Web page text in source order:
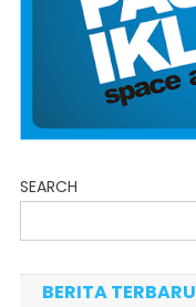
SEARCH
BERITA TERBARU